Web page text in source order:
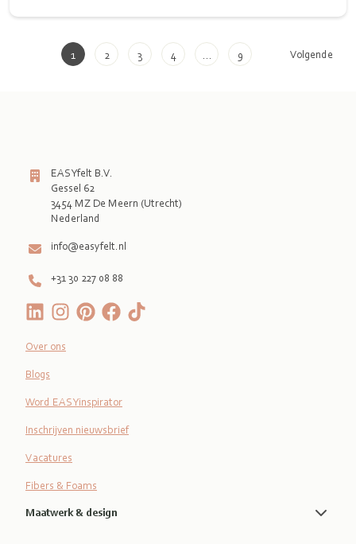
1 2 3 4 9 Volgende
EASYfelt B.V.
Gessel 62
3454 MZ De Meern (Utrecht)
Nederland
info@easyfelt.nl
+31 30 227 08 88
Over ons
Blogs
Word EASYinspirator
Inschrijven nieuwsbrief
Vacatures
Fibers & Foams
Maatwerk & design